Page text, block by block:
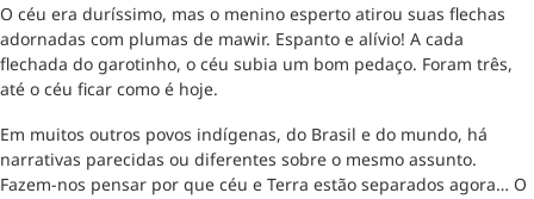
O céu era duríssimo, mas o menino esperto atirou suas flechas
adornadas com plumas de mawir. Espanto e alívio! A cada
flechada do garotinho, o céu subia um bom pedaço. Foram três,
até o céu ficar como é hoje.
Em muitos outros povos indígenas, do Brasil e do mundo, há
narrativas parecidas ou diferentes sobre o mesmo assunto.
Fazem-nos pensar por que céu e Terra estão separados agora… O